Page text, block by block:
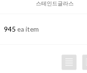
스테인드글라스
945 ea item